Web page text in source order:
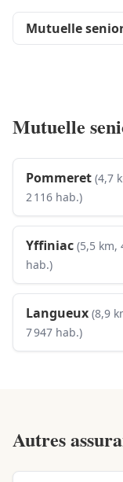
Mutuelle
Mutuelle
Pommeret (4,7
2 116 hab.)
Yffiniac (5,5 km,
hab.)
Langueux (8,9
7 947 hab.)
Autres